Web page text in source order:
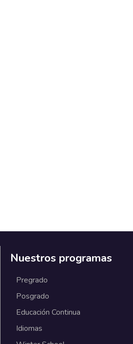
Nuestros programas
Pregrado
Posgrado
Educación Continua
Idiomas